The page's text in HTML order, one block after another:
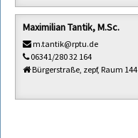
Maximilian Tantik, M.Sc.
m.tantik@rptu.de
06341/280 32 164
Bürgerstraße, zepf, Raum 144